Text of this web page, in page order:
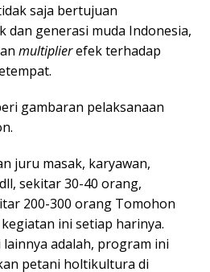
saja bertujuan
dan generasi muda Indonesia,
multiplierefek terhadap
gambaran pelaksanaan
juru masak, karyawan,
sekitar 30-40 orang,
200-300 orang Tomohon
ini setiap harinya.
adalah, program ini
petani holtikultura di